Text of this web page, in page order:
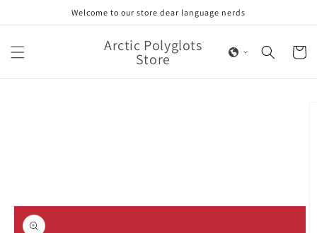
Welcome to our store dear language nerds
Arctic Polyglots
Store Cart